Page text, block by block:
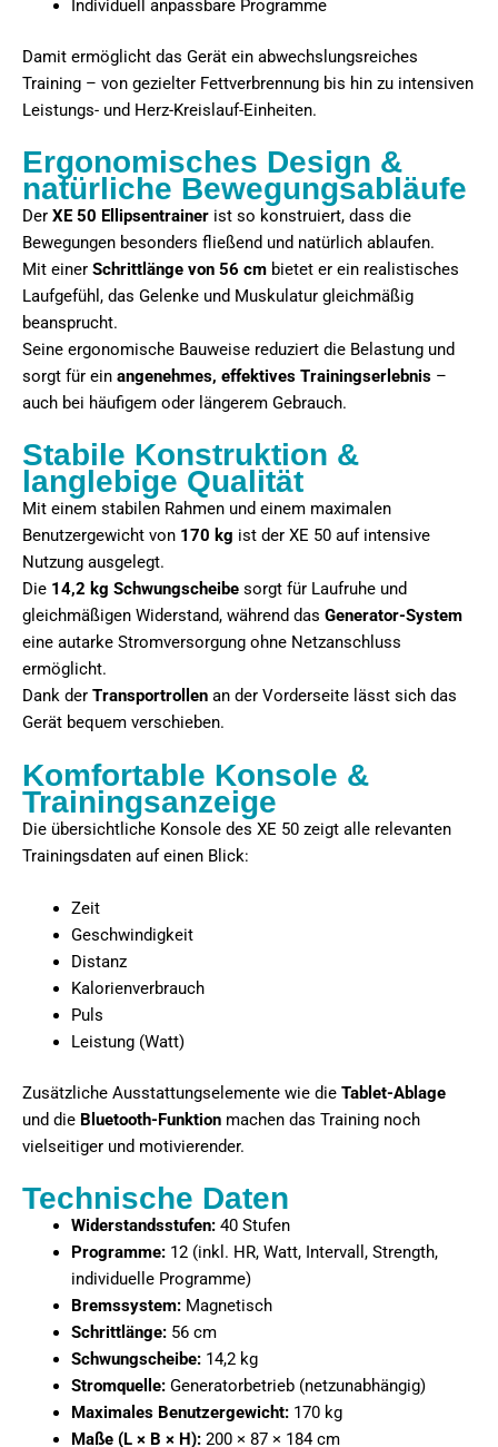
Individuell anpassbare Programme
Damit ermöglicht das Gerät ein abwechslungsreiches
Training – von gezielter Fettverbrennung bis hin zu intensiven
Leistungs- und Herz-Kreislauf-Einheiten.
Ergonomisches Design &
natürliche Bewegungsabläufe
Der XE 50 Ellipsentrainer ist so konstruiert, dass die
Bewegungen besonders fließend und natürlich ablaufen.
Mit einer Schrittlänge von 56 cm bietet er ein realistisches
Laufgefühl, das Gelenke und Muskulatur gleichmäßig
beansprucht.
Seine ergonomische Bauweise reduziert die Belastung und
sorgt für ein angenehmes, effektives Trainingserlebnis –
auch bei häufigem oder längerem Gebrauch.
Stabile Konstruktion &
langlebige Qualität
Mit einem stabilen Rahmen und einem maximalen
Benutzergewicht von 170 kg ist der XE 50 auf intensive
Nutzung ausgelegt.
Die 14,2 kg Schwungscheibe sorgt für Laufruhe und
gleichmäßigen Widerstand, während das Generator-System
eine autarke Stromversorgung ohne Netzanschluss
ermöglicht.
Dank der Transportrollen an der Vorderseite lässt sich das
Gerät bequem verschieben.
Komfortable Konsole &
Trainingsanzeige
Die übersichtliche Konsole des XE 50 zeigt alle relevanten
Trainingsdaten auf einen Blick:
Zeit
Geschwindigkeit
Distanz
Kalorienverbrauch
Puls
Leistung (Watt)
Zusätzliche Ausstattungselemente wie die Tablet-Ablage
und die Bluetooth-Funktion machen das Training noch
vielseitiger und motivierender.
Technische Daten
Widerstandsstufen:40 Stufen
Programme:12 (inkl. HR, Watt, Intervall, Strength,
individuelle Programme)
Bremssystem:Magnetisch
Schrittlänge:56 cm
Schwungscheibe:14,2 kg
Stromquelle:Generatorbetrieb (netzunabhängig)
Maximales Benutzergewicht:170 kg
Maße (L × B × H):200 × 87 × 184 cm